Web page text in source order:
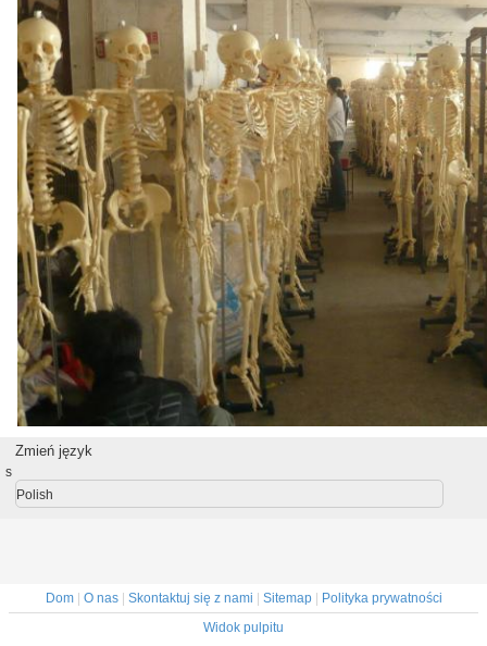
Zmień język
s
Polish
Dom| O nas| Skontaktuj się z nami Sitemap|
Polityka prywatności
Widok pulpitu